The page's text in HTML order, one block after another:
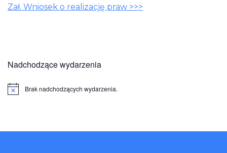
Zał. Wniosek o realizację praw >>>
Nadchodzące wydarzenia
Powiadomienie
Brak nadchodzących wydarzenia.